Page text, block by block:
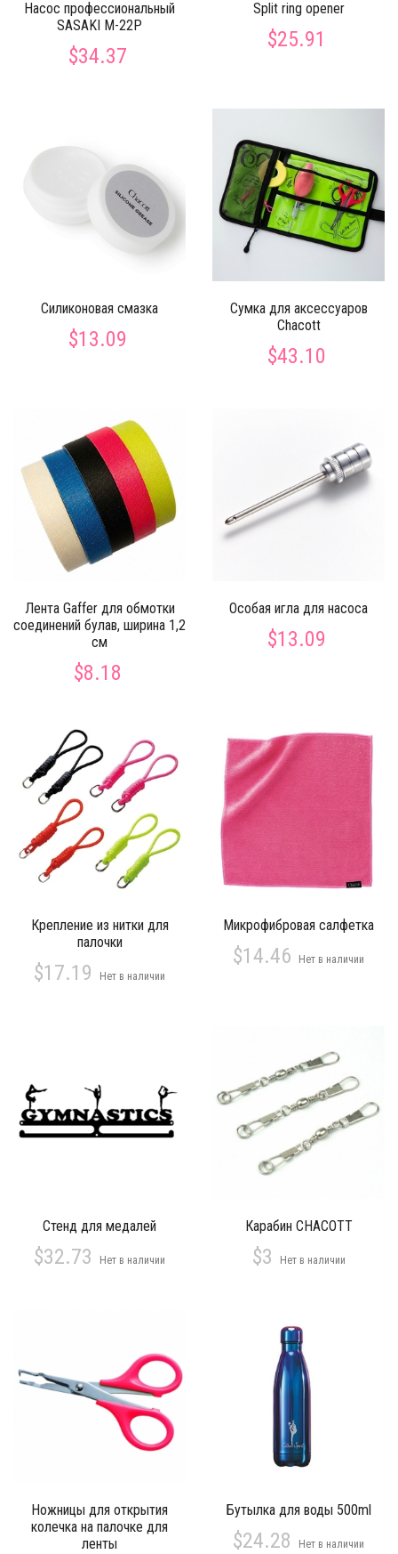
Насос профессиональный
SASAKI M-22P
$34.37
Split ring opener
$25.91
Силиконовая смазка
$13.09
Сумка для аксессуаров
Chacott
$43.10
Лента Gaffer для обмотки
соединений булав, ширина 1,2
см
$8.18
Особая игла для насоса
$13.09
Крепление из нитки для
палочки
$17.19 Нет в наличии
Микрофибровая салфетка
$14.46 Нет в наличии
Стенд для медалей
$32.73 Нет в наличии
Карабин CHACOTT
$3 Нет в наличии
Ножницы для открытия
колечка на палочке для
ленты
Бутылка для воды 500ml
$24.28 Нет в наличии